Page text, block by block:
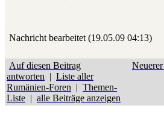
Nachricht bearbeitet (19.05.09 04:13)
Auf diesen Beitrag
antworten | Liste aller
Rumänien-Foren | Themen-
Liste | alle Beiträge anzeigen